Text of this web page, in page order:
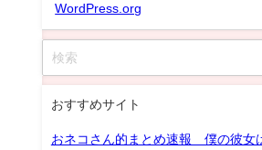
WordPress.org
おすすめサイト
おネコさん的まとめ速報 僕の彼女